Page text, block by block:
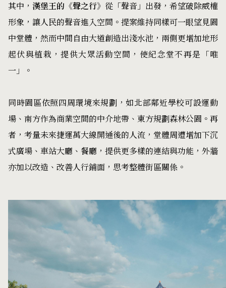
其中， 漢堡王的《聲之行》 從「聲音」出發，希望破除威權
形象，讓人民的聲音進入空間。提案維持同樣可一眼望見園
中堂體，然而中間自由大道創造出淺水池，兩側更增加地形
起伏與植栽，提供大眾活動空間，使紀念堂不再是「唯
一」。
同時園區依照四周環境來規劃，如北部鄰近學校可設運動
場、南方作為商業空間的中介地帶、東方規劃森林公園。再
者，考量未來捷運萬大線開通後的人流，堂體周遭增加下沉
式廣場、車站大廳、餐廳，提供更多樣的連結與功能，外牆
亦加以改造、改善人行鋪面，思考整體街區關係。